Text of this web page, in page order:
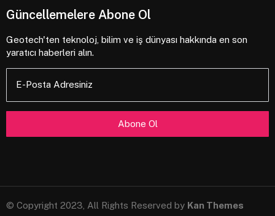
Güncellemelere Abone Ol
Geotech'ten teknoloj, bilim ve iş dünyası hakkında en son
yaratıcı haberleri alın.
E-Posta Adresiniz
© Copyright 2023, All Rights Reserved by Kan Themes